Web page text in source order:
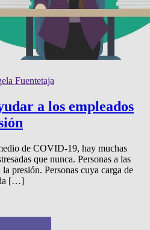
Fuentetaja
a los empleados
de COVID-19, hay muchas
que nunca. Personas a las
presión. Personas cuya carga de
[…]